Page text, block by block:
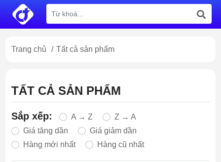
Trang chủ / Tất cả sản phẩm
TẤT CẢ SẢN PHẨM
Sắp xếp: A → Z
Z → A
Giá tăng dần
Giá giảm dần
Hàng mới nhất
Hàng cũ nhất